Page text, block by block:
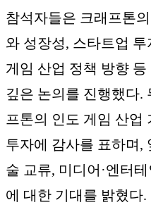
참석자들은 크래프톤
와 성장성, 스타트업
게임 산업 정책 방향
깊은 논의를 진행했다.
프톤의 인도 게임 산업
투자에 감사를 표하며,
술 교류, 미디어·엔터
에 대한 기대를 밝혔다.